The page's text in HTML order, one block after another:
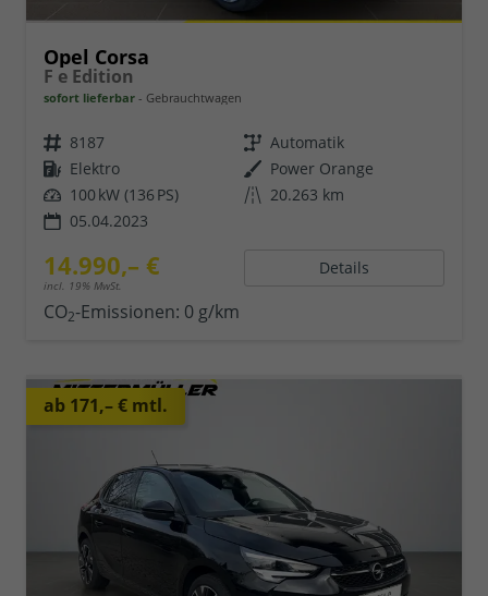
Opel Corsa
F e Edition
sofort lieferbar Gebrauchtwagen
8187
Automatik
Elektro
Power Orange
100 kW (136 PS)
20.263 km
05.04.2023
14.990,– €
incl. 19% MwSt.
Details
CO2-Emissionen: 0 g/km
ab 171,– € mtl.